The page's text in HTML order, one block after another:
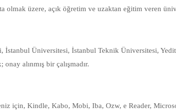
olmak üzere, açık öğretim ve uzaktan eğitim veren
İstanbul Üniversitesi, İstanbul Teknik Üniversitesi,
alınmış bir çalışmadır.
için, Kindle, Kabo, Mobi, Iba, Ozw, e Reader,